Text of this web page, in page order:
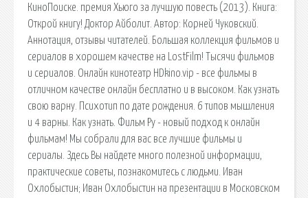
КиноПоиске. премия Хьюго за лучшую повесть (2013). Книга:
Открой книгу! Доктор Айболит. Автор: Корней Чуковский.
Аннотация, отзывы читателей. Большая коллекция фильмов и
сериалов в хорошем качестве на LostFilm! Тысячи фильмов
и сериалов. Онлайн кинотеатр HDkino.vip - все фильмы в
отличном качестве онлайн бесплатно и в высоком. Как узнать
свою варну. Психотип по дате рождения. 6 типов мышления
и 4 варны. Как узнать. Фильм Ру - новый подход к онлайн
фильмам! Мы собрали для вас все лучшие фильмы и
сериалы. Здесь Вы найдете много полезной информации,
практические советы, познакомитесь с людьми. Иван
Охлобыстин; Иван Охлобыстин на презентации в Московском